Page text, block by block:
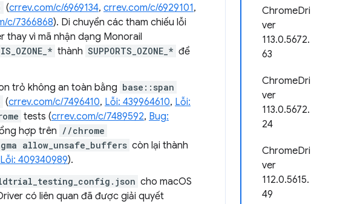
ChromeDri
ver
113.0.5672.
63
ChromeDri
ver
113.0.5672.
24
ChromeDri
ver
112.0.5615.
49
(crrev.com/c/6969134, crrev.com/c/6929101,
c/7366868). Di chuyển các tham chiếu lỗi
thay vì mã nhận dạng Monorail
IS_OZONE_* thành SUPPORTS_OZONE_* để
trỏ không an toàn bằng base::span
(crrev.com/c/7496410, Lỗi: 439964610, Lỗi:
tests (crrev.com/c/7489592, Bug:
hợp trên //chrome
allow_unsafe_buffers còn lại thành
Lỗi: 409340989).
cho macOS
có liên quan đã được giải quyết